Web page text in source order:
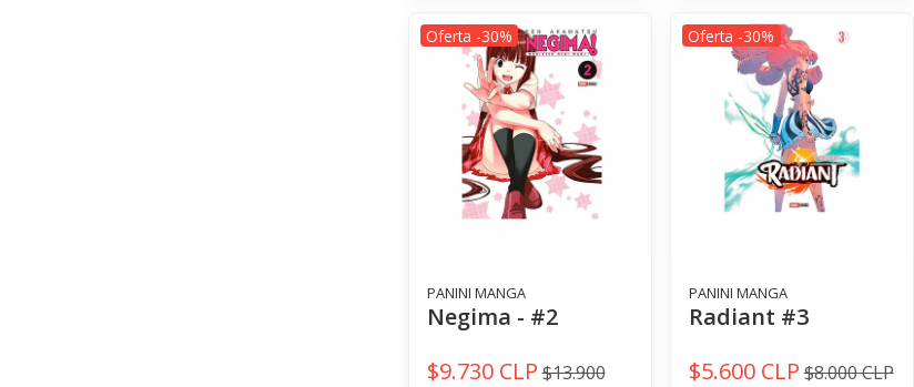
Oferta -30%
PANINI MANGA
Negima - #2
$9.730 CLP $13.900
Oferta -30%
PANINI MANGA
Radiant #3
$5.600 CLP $8.000 CLP